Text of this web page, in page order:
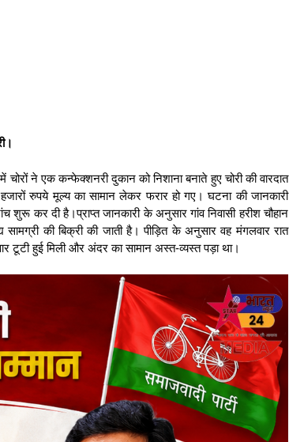
ने एक कन्फेक्शनरी दुकान को निशाना बनाते हुए चोरी की वारदात
रुपये मूल्य का सामान लेकर फरार हो गए। घटना की जानकारी
कर दी है।प्राप्त जानकारी के अनुसार गांव निवासी हरीश चौहान
की बिक्री की जाती है। पीड़ित के अनुसार वह मंगलवार रात
टूटी हुई मिली और अंदर का सामान अस्त-व्यस्त पड़ा था।